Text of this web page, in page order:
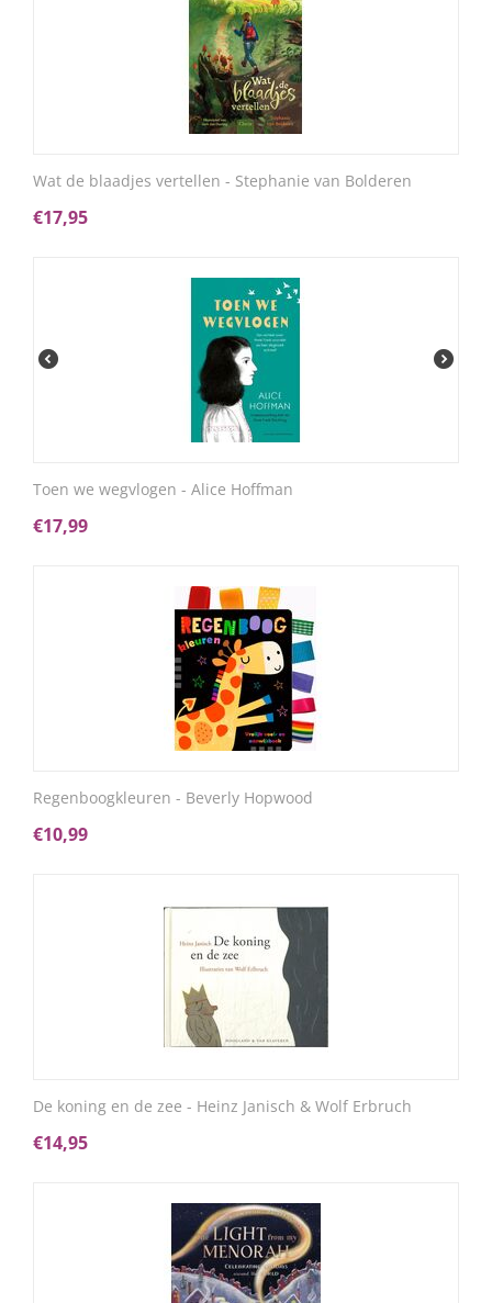
Wat de blaadjes vertellen - Stephanie van Bolderen
€17,95
Toen we wegvlogen - Alice Hoffman
€17,99
Regenboogkleuren - Beverly Hopwood
€10,99
De koning en de zee - Heinz Janisch & Wolf Erbruch
€14,95